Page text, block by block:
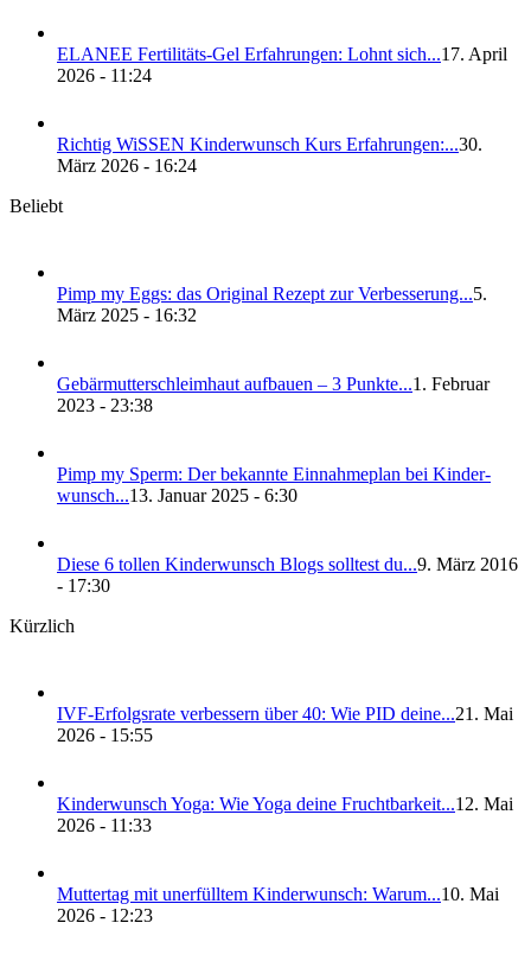
ELANEE Fer­ti­li­täts-Gel Erfah­run­gen: Lohnt sich...17. April
2026 - 11:24
Rich­tig WiS­SEN Kin­der­wunsch Kurs Erfah­run­gen:...30.
März 2026 - 16:24
Beliebt
Pimp my Eggs: das Ori­gi­nal Rezept zur Ver­bes­se­rung...5.
März 2025 - 16:32
Gebär­mut­ter­schleim­haut auf­bau­en – 3 Punk­te...1. Februar
2023 - 23:38
Pimp my Sperm: Der bekann­te Ein­nah­me­plan bei Kin­der­
wunsch...13. Januar 2025 - 6:30
Die­se 6 tol­len Kin­der­wunsch Blogs soll­test du...9. März 2016
- 17:30
Kürzlich
IVF-Erfolgs­ra­te ver­bes­sern über 40: Wie PID dei­ne...21. Mai
2026 - 15:55
Kin­der­wunsch Yoga: Wie Yoga dei­ne Frucht­bar­keit...12. Mai
2026 - 11:33
Mut­ter­tag mit uner­füll­tem Kin­der­wunsch: War­um...10. Mai
2026 - 12:23